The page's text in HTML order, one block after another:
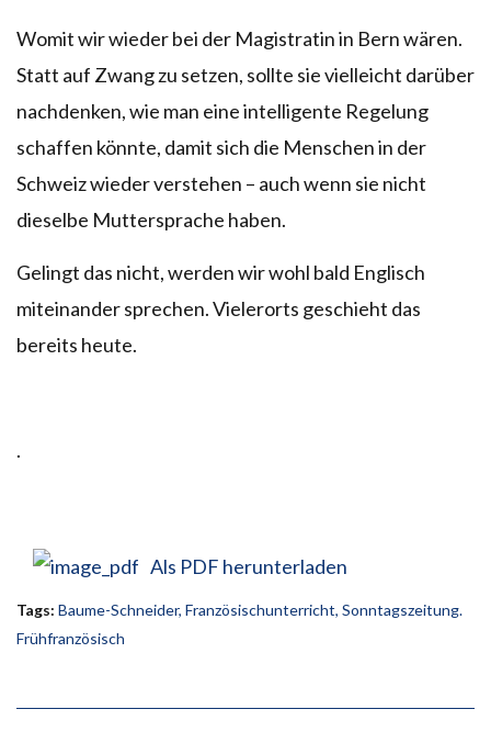
Womit wir wieder bei der Magistratin in Bern wären.
Statt auf Zwang zu setzen, sollte sie vielleicht darüber
nachdenken, wie man eine intelligente Regelung
schaffen könnte, damit sich die Menschen in der
Schweiz wieder verstehen – auch wenn sie nicht
dieselbe Muttersprache haben.
Gelingt das nicht, werden wir wohl bald Englisch
miteinander sprechen. Vielerorts geschieht das
bereits heute.
.
Als PDF herunterladen
Tags: Baume-Schneider, Französischunterricht, Sonntagszeitung.
Frühfranzösisch